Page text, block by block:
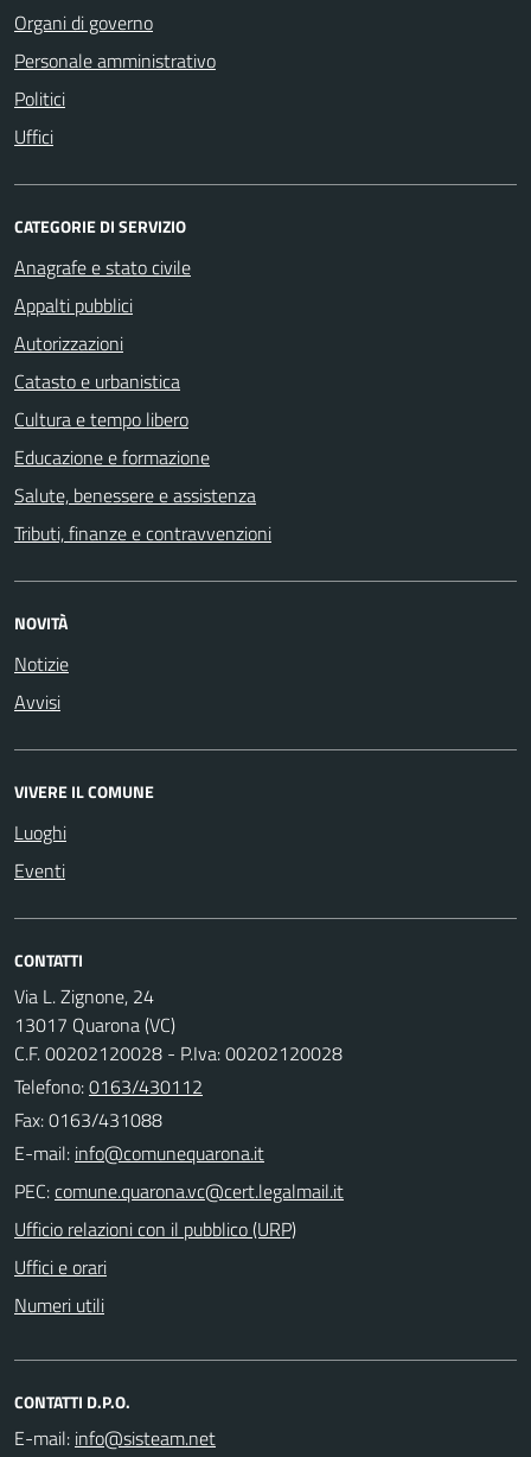
Organi di governo
Personale amministrativo
Politici
Uffici
CATEGORIE DI SERVIZIO
Anagrafe e stato civile
Appalti pubblici
Autorizzazioni
Catasto e urbanistica
Cultura e tempo libero
Educazione e formazione
Salute, benessere e assistenza
Tributi, finanze e contravvenzioni
NOVITÀ
Notizie
Avvisi
VIVERE IL COMUNE
Luoghi
Eventi
CONTATTI
Via L. Zignone, 24
13017 Quarona (VC)
C.F. 00202120028 - P.Iva: 00202120028
Telefono:0163/430112
Fax: 0163/431088
E-mail:
PEC:
Ufficio relazioni con il pubblico (URP)
Uffici e orari
Numeri utili
CONTATTI D.P.O.
E-mail: